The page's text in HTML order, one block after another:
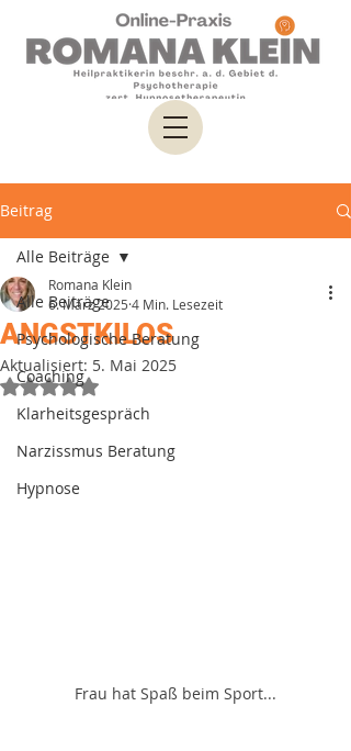
Beitrag
Alle Beiträge
Psychologische Beratung
Coaching
Klarheitsgespräch
Narzissmus Beratung
Hypnose
Alle Beiträge
ANGSTKILOS
Romana Klein
6. März 2025 4 Min. Lesezeit
Aktualisiert: 5. Mai 2025
Mit NaN von 5 Sternen bewertet.
Frau hat Spaß beim Sport...